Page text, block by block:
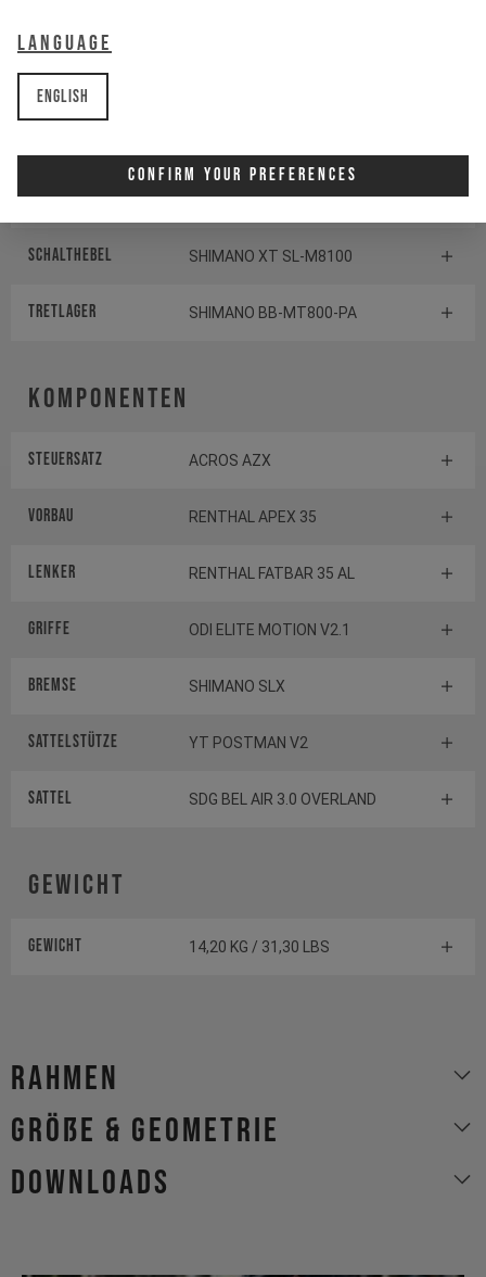
Language
English
Confirm Your Preferences
Antrieb
Kurbelgarnitur
Schaltwerk SHIMANO SLX RD-M7100
Schalthebel SHIMANO XT SL-M8100
TRETLAGER SHIMANO BB-MT800-PA
Komponenten
Steuersatz ACROS AZX
Vorbau RENTHAL APEX 35
Lenker RENTHAL FATBAR 35 AL
Griffe ODI ELITE MOTION V2.1
Bremse SHIMANO SLX
Sattelstütze YT POSTMAN V2
Sattel SDG BEL AIR 3.0 OVERLAND
Gewicht
Gewicht 14,20 KG / 31,30 LBS
Rahmen
Größe & Geometrie
Downloads